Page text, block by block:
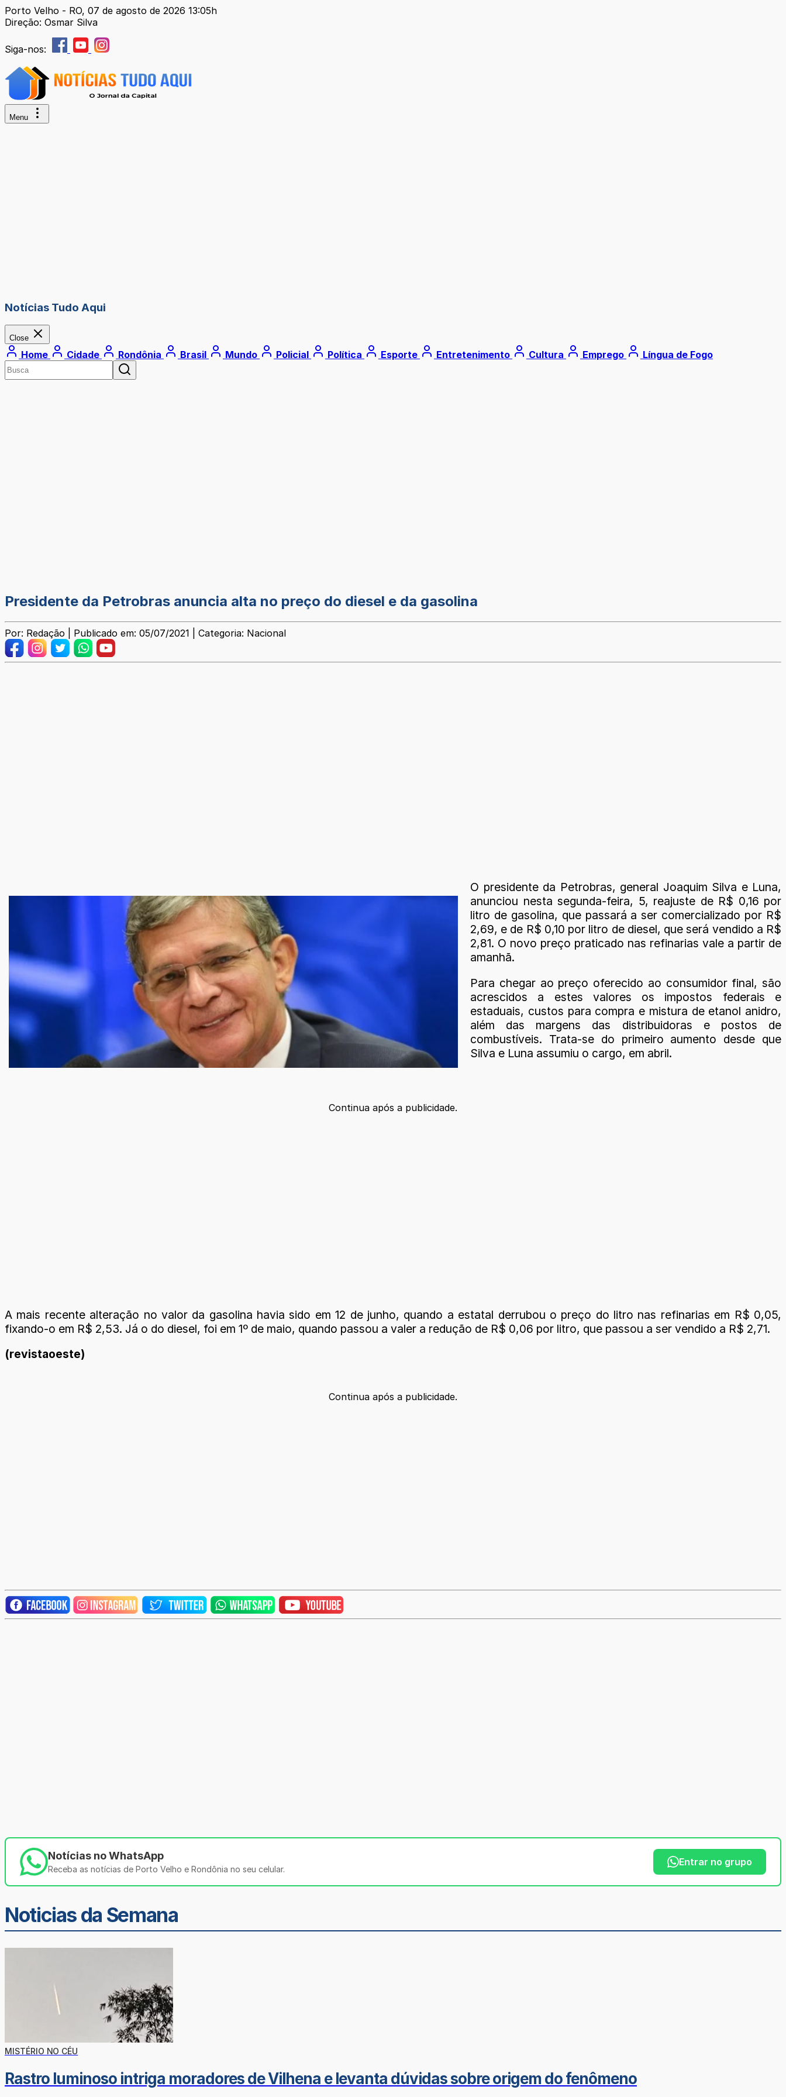
Porto Velho - RO, 07 de agosto de 2026 13:05h
Direção: Osmar Silva
Siga-nos:
Menu
Notícias Tudo Aqui
Close
Home Cidade Rondônia Brasil Mundo Policial Política Esporte Entretenimento Cultura Emprego Língua de Fogo
Presidente da Petrobras anuncia alta no preço do diesel e da gasolina
Por: Redação | Publicado em: 05/07/2021 | Categoria: Nacional
O presidente da Petrobras, general Joaquim Silva e Luna,
anunciou nesta segunda-feira, 5, reajuste de R$ 0,16 por
litro de gasolina, que passará a ser comercializado por R$
2,69, e de R$ 0,10 por litro de diesel, que será vendido a R$
2,81. O novo preço praticado nas refinarias vale a partir de
amanhã.
Para chegar ao preço oferecido ao consumidor final, são
acrescidos a estes valores os impostos federais e
estaduais, custos para compra e mistura de etanol anidro,
além das margens das distribuidoras e postos de
combustíveis. Trata-se do primeiro aumento desde que
Silva e Luna assumiu o cargo, em abril.
Continua após a publicidade.
A mais recente alteração no valor da gasolina havia sido em 12 de junho, quando a estatal derrubou o preço do litro nas refinarias em R$ 0,05,
fixando-o em R$ 2,53. Já o do diesel, foi em 1º de maio, quando passou a valer a redução de R$ 0,06 por litro, que passou a ser vendido a R$ 2,71.
(revistaoeste)
Continua após a publicidade.
Notícias no WhatsApp
Receba as notícias de Porto Velho e Rondônia no seu celular.
Entrar no grupo
Noticias da Semana
MISTÉRIO NO CÉU
Rastro luminoso intriga moradores de Vilhena e levanta dúvidas sobre origem do fenômeno